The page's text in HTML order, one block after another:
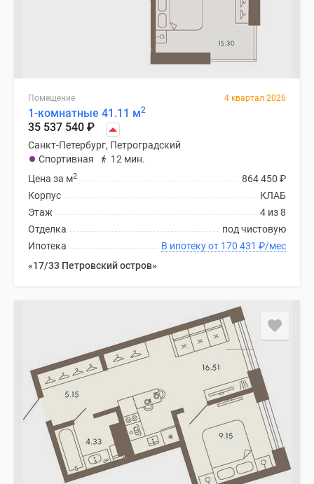
Помещение 4 квартал 2026
1-комнатные 41.11 м2
35 537 540 ₽
Санкт-Петербург, Петроградский
Спортивная
12 мин.
864 450 ₽
Цена за м2
КЛАБ
Корпус
4 из 8
Этаж
под чистовую
Отделка
В ипотеку от 170 431 ₽/мес
Ипотека
«17/33 Петровский остров»